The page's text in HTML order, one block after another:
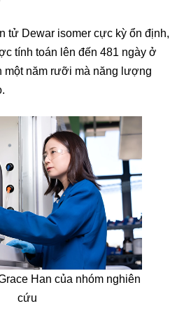
tử Dewar isomer cực kỳ ổn định,
tính toán lên đến 481 ngày ở
một năm rưỡi mà năng lượng
Han của nhóm nghiên
cứu